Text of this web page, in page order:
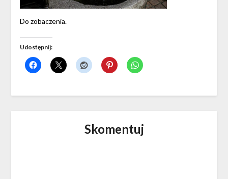
Do zobaczenia.
Udostępnij:
Skomentuj